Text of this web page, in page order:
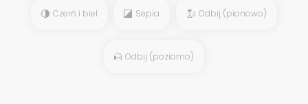
Czerń i biel Sepia Odbij (pionowo)
Odbij (poziomo)